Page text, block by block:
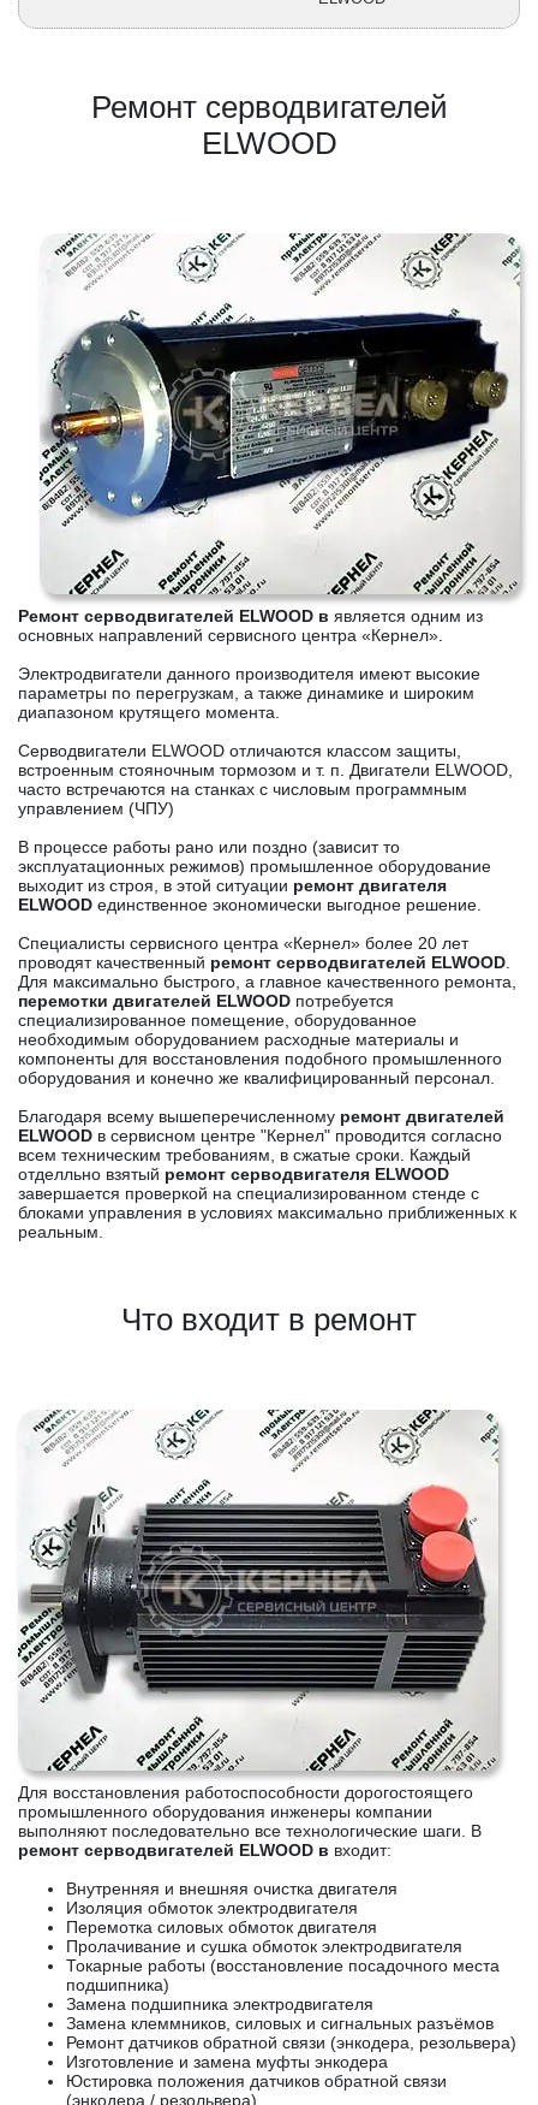
Ремонт серводвигателей
ELWOOD
Ремонт серводвигателей ELWOOD в является одним из
основных направлений сервисного центра «Кернел».
Электродвигатели данного производителя имеют высокие
параметры по перегрузкам, а также динамике и широким
диапазоном крутящего момента.
Серводвигатели ELWOOD отличаются классом защиты,
встроенным стояночным тормозом и т. п. Двигатели ELWOOD,
часто встречаются на станках с числовым программным
управлением (ЧПУ)
В процессе работы рано или поздно (зависит то
эксплуатационных режимов) промышленное оборудование
выходит из строя, в этой ситуации ремонт двигателя
ELWOOD единственное экономически выгодное решение.
Специалисты сервисного центра «Кернел» более 20 лет
проводят качественный ремонт серводвигателей ELWOOD
Для максимально быстрого, а главное качественного ремонта,
перемотки двигателей ELWOOD потребуется
специализированное помещение, оборудованное
необходимым оборудованием расходные материалы и
компоненты для восстановления подобного промышленного
оборудования и конечно же квалифицированный персонал.
Благодаря всему вышеперечисленному ремонт двигателей
ELWOOD в сервисном центре "Кернел" проводится согласно
всем техническим требованиям, в сжатые сроки. Каждый
отделльно взятый ремонт серводвигателя ELWOOD
завершается проверкой на специализированном стенде с
блоками управления в условиях максимально приближенных к
реальным.
Что входит в ремонт
Для восстановления работоспособности дорогостоящего
промышленного оборудования инженеры компании
выполняют последовательно все технологические шаги. В
ремонт серводвигателей ELWOOD в входит:
Внутренняя и внешняя очистка двигателя
Изоляция обмоток электродвигателя
Перемотка силовых обмоток двигателя
Пролачивание и сушка обмоток электродвигателя
Токарные работы (восстановление посадочного места
подшипника)
Замена подшипника электродвигателя
Замена клеммников, силовых и сигнальных разъёмов
Ремонт датчиков обратной связи (энкодера, резольвера)
Изготовление и замена муфты энкодера
Юстировка положения датчиков обратной связи
(энкодера / резольвера)